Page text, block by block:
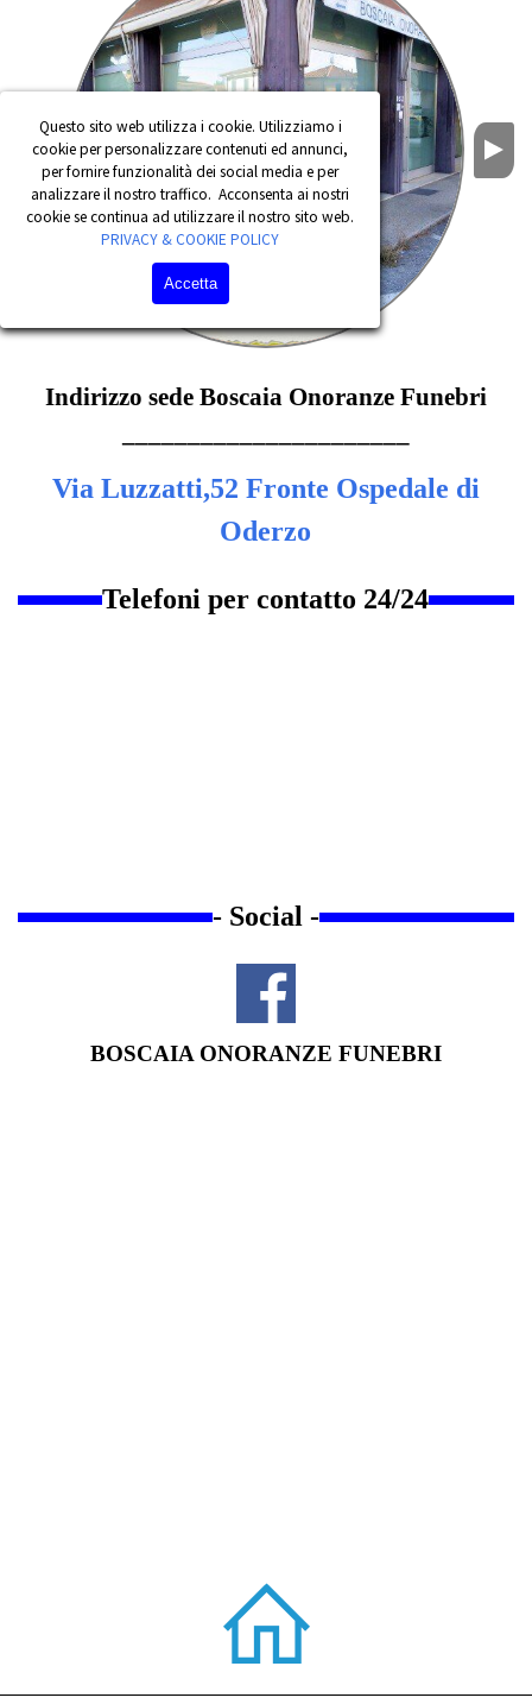
Questo sito web utilizza i cookie. Utilizziamo i
cookie per personalizzare contenuti ed annunci,
per fornire funzionalità dei social media e per
analizzare il nostro traffico. Acconsenta ai nostri
cookie se continua ad utilizzare il nostro sito web.
PRIVACY & COOKIE POLICY
Accetta
Indirizzo sede Boscaia Onoranze Funebri
Via Luzzatti,52 Fronte Ospedale di
Oderzo
Telefoni per contatto 24/24
- Social -
BOSCAIA ONORANZE FUNEBRI